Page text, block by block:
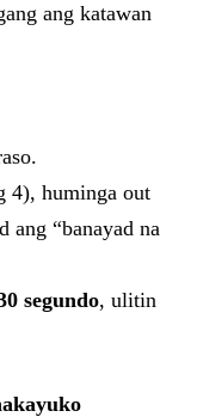
ang katawan
4), huminga out
ang “banayad na
segundo, ulitin